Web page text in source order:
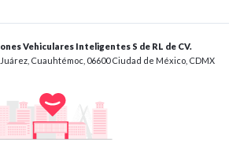
Vehiculares Inteligentes S de RL de CV.
Cuauhtémoc, 06600 Ciudad de México, CDMX